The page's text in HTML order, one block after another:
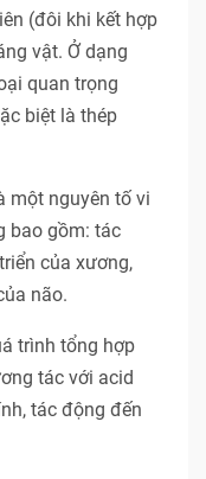
(đôi khi kết hợp
vật. Ở dạng
quan trọng
biệt là thép
một nguyên tố vi
bao gồm: tác
của xương,
não.
trình tổng hợp
tác với acid
tác động đến